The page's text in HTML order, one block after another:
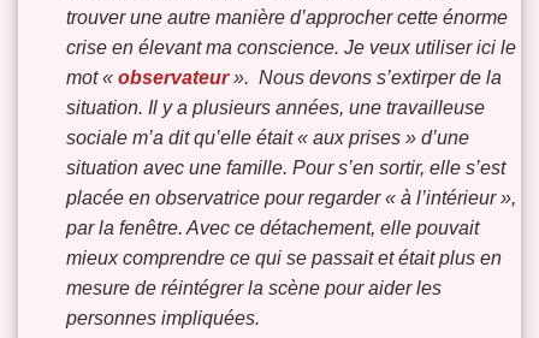
trouver une autre manière d’approcher cette énorme
crise en élevant ma conscience. Je veux utiliser ici le
mot « observateur ». Nous devons s’extirper de la
situation. Il y a plusieurs années, une travailleuse
sociale m’a dit qu’elle était « aux prises » d’une
situation avec une famille. Pour s’en sortir, elle s’est
placée en observatrice pour regarder « à l’intérieur »,
par la fenêtre. Avec ce détachement, elle pouvait
mieux comprendre ce qui se passait et était plus en
mesure de réintégrer la scène pour aider les
personnes impliquées.